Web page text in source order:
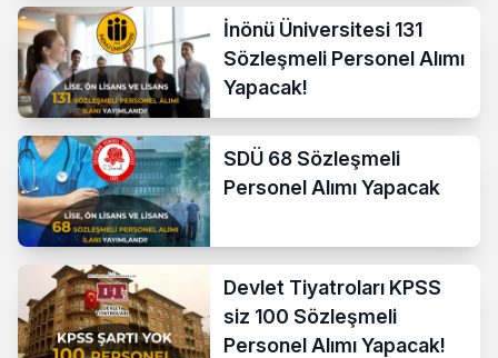
İnönü Üniversitesi 131
Sözleşmeli Personel Alımı
Yapacak!
SDÜ 68 Sözleşmeli
Personel Alımı Yapacak
Devlet Tiyatroları KPSS
siz 100 Sözleşmeli
Personel Alımı Yapacak!